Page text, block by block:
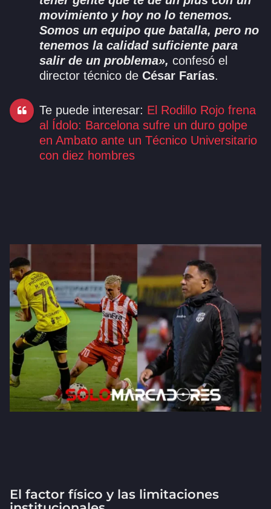
movimiento y hoy no lo tenemos.
Somos un equipo que batalla, pero no
tenemos la calidad suficiente para
salir de un problema», confesó el
director técnico de César Farías.
Te puede interesar: El Rodillo Rojo frena
al Ídolo: Barcelona sufre un duro golpe
en Ambato ante un Técnico Universitario
con diez hombres
El factor físico y las limitaciones